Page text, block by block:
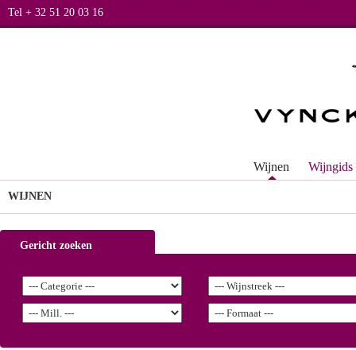
Tel + 32 51 20 03 16
Wijnen Wijngids
WIJNEN
Gericht zoeken